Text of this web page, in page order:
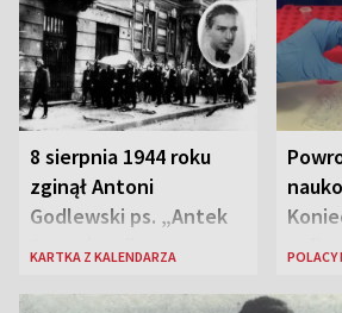
8 sierpnia 1944 roku
zginął Antoni
Godlewski ps. „Antek
Rozpylacz”
KARTKA Z KALENDARZA POLACY